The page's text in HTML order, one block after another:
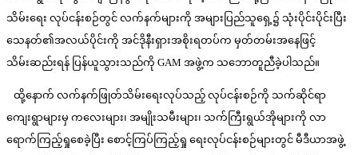
သိမ်းရေး လုပ်ငန်းစဉ်တွင် လက်နက်များကို အများပြည်သူရှေ့၌ သုံးပိုင်းပိုင်းပြီး
သေနတ်၏အလယ်ပိုင်းကို အင်ဒိုနီးရှားအစိုးရတပ်က မှတ်တမ်းအနေဖြင့်
သိမ်းဆည်းရန် ပြန်ယူသွားသည်ကို GAM အဖွဲ့က သဘောတူညီခဲ့ပါသည်။
ထို့နောက် လက်နက်ဖြုတ်သိမ်းရေးလုပ်သည့် လုပ်ငန်းစဉ်ကို သက်ဆိုင်ရာ
ကျေးရွာများမှ ကလေးများ၊ အမျိုးသမီးများ၊ သက်ကြီးရွယ်အိုများကို လာ
ရောက်ကြည့်ရှုစေခဲ့ပြီး စောင့်ကြပ်ကြည့်ရှု ရေးလုပ်ငန်းစဉ်များတွင် မီဒီယာအဖွဲ့